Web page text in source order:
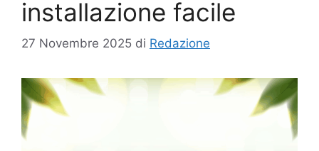
installazione facile
27 Novembre 2025 di Redazione